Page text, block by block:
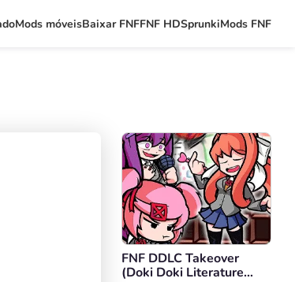
Mods móveisBaixar FNFFNF HDSprunkiMods FNF
FNF DDLC Takeover
(Doki Doki Literature